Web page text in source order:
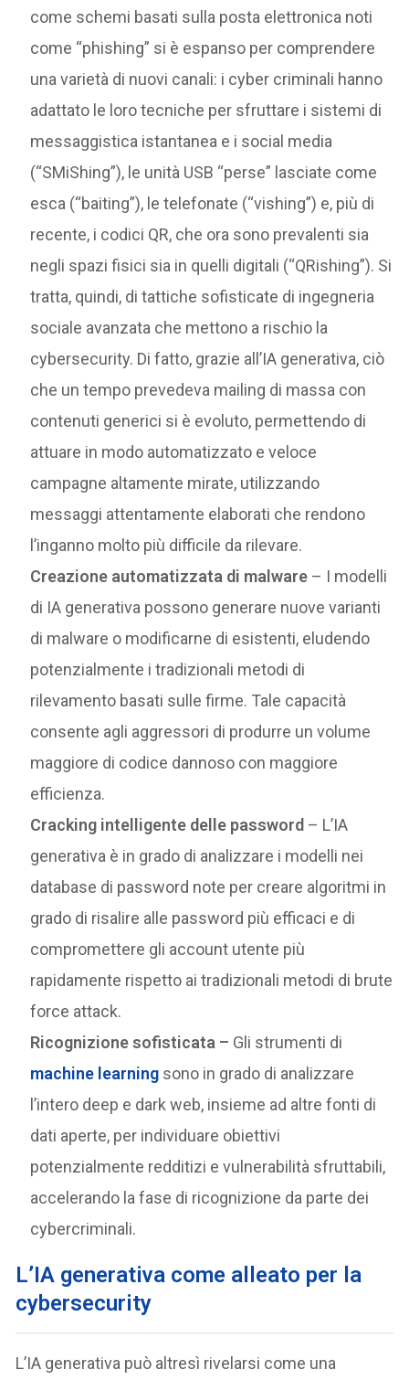
come schemi basati sulla posta elettronica noti
come “phishing” si è espanso per comprendere
una varietà di nuovi canali: i cyber criminali hanno
adattato le loro tecniche per sfruttare i sistemi di
messaggistica istantanea e i social media
(“SMiShing”), le unità USB “perse” lasciate come
esca (“baiting”), le telefonate (“vishing”) e, più di
recente, i codici QR, che ora sono prevalenti sia
negli spazi fisici sia in quelli digitali (“QRishing”). Si
tratta, quindi, di tattiche sofisticate di ingegneria
sociale avanzata che mettono a rischio la
cybersecurity. Di fatto, grazie all’IA generativa, ciò
che un tempo prevedeva mailing di massa con
contenuti generici si è evoluto, permettendo di
attuare in modo automatizzato e veloce
campagne altamente mirate, utilizzando
messaggi attentamente elaborati che rendono
l’inganno molto più difficile da rilevare.
Creazione automatizzata di malware – I modelli
di IA generativa possono generare nuove varianti
di malware o modificarne di esistenti, eludendo
potenzialmente i tradizionali metodi di
rilevamento basati sulle firme. Tale capacità
consente agli aggressori di produrre un volume
maggiore di codice dannoso con maggiore
efficienza.
Cracking intelligente delle password – L’IA
generativa è in grado di analizzare i modelli nei
database di password note per creare algoritmi in
grado di risalire alle password più efficaci e di
compromettere gli account utente più
rapidamente rispetto ai tradizionali metodi di brute
force attack.
Ricognizione sofisticata – Gli strumenti di
machine learning sono in grado di analizzare
l’intero deep e dark web, insieme ad altre fonti di
dati aperte, per individuare obiettivi
potenzialmente redditizi e vulnerabilità sfruttabili,
accelerando la fase di ricognizione da parte dei
cybercriminali.
L’IA generativa come alleato per la
cybersecurity
L’IA generativa può altresì rivelarsi come una